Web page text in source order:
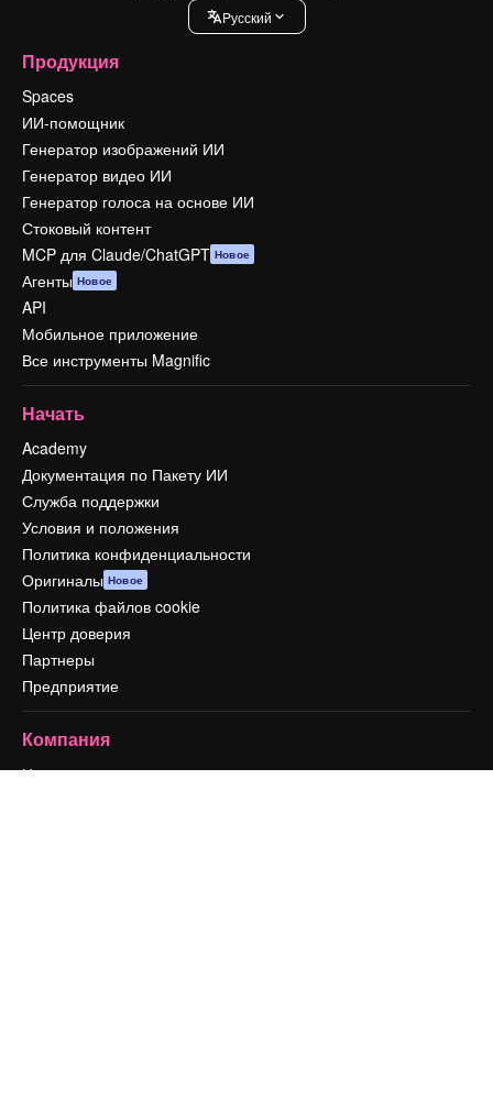
Pусский
Продукция
Spaces
ИИ-помощник
Генератор изображений ИИ
Генератор видео ИИ
Генератор голоса на основе ИИ
Стоковый контент
MCP для Claude/ChatGPT Новое
Агенты Новое
API
Мобильное приложение
Все инструменты Magnific
Начать
Academy
Документация по Пакету ИИ
Служба поддержки
Условия и положения
Политика конфиденциальности
Оригиналы Новое
Политика файлов cookie
Центр доверия
Партнеры
Предприятие
Компания
Цены